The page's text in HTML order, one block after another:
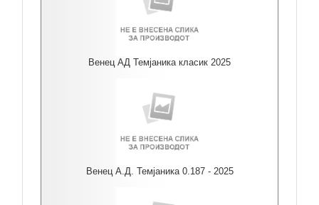
Венец АД Темјаника класик 2025
Венец А.Д. Темјаника 0.187 - 2025